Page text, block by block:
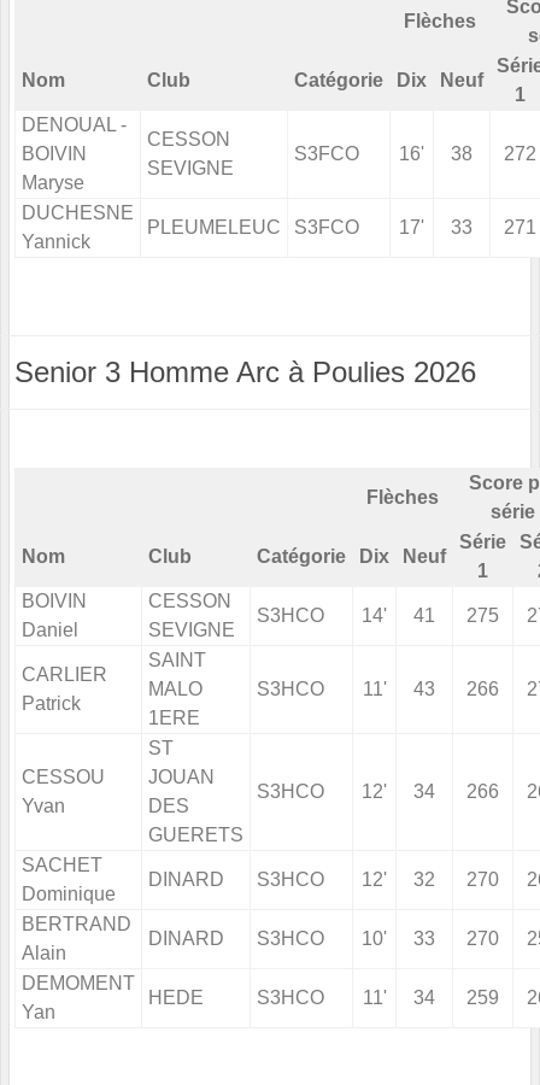
Flèches
Nom Club Catégorie Dix Neuf
1
DENOUAL -
BOIVIN
Maryse
CESSON
SEVIGNE
S3FCO 16' 38 272
DUCHESNE
Yannick
PLEUMELEUC S3FCO 17' 33 271
Senior 3 Homme Arc à Poulies 2026
Flèches
Score
série
Nom Club Catégorie Dix Neuf
Série
1
BOIVIN
Daniel
CESSON
SEVIGNE
S3HCO 14' 41 275
CARLIER
Patrick
SAINT
MALO
1ERE
S3HCO 11' 43 266
CESSOU
Yvan
ST
JOUAN
DES
GUERETS
S3HCO 12' 34 266
SACHET
Dominique
DINARD S3HCO 12' 32 270
BERTRAND
Alain
DINARD S3HCO 10' 33 270
DEMOMENT
Yan
HEDE S3HCO 11' 34 259